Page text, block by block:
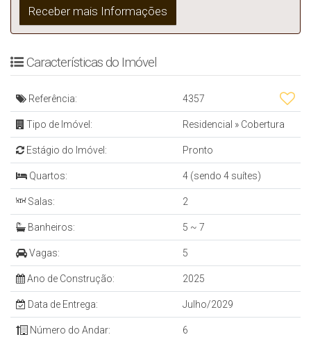
Características do Imóvel
Referência: 4357
Tipo de Imóvel: Residencial » Cobertura
Estágio do Imóvel: Pronto
Quartos: 4 (sendo 4 suítes)
Salas: 2
Banheiros: 5 ~ 7
Vagas: 5
Ano de Construção: 2025
Data de Entrega: Julho/2029
Número do Andar: 6